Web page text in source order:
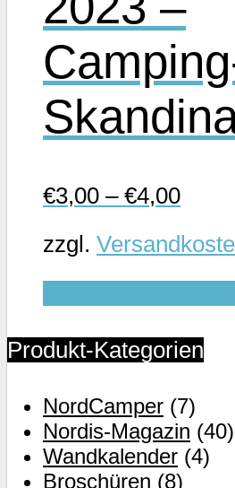
€3,00 – €4,00
zzgl.
Produkt-Kategorien
NordCamper (7)
Nordis-Magazin (40)
Wandkalender (4)
Broschüren (8)